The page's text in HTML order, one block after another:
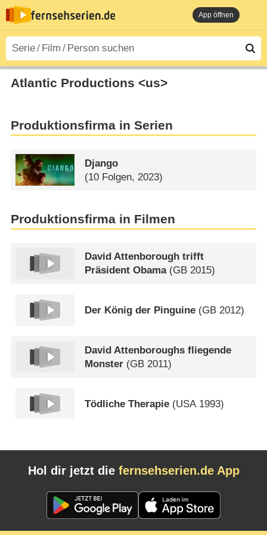
App öffnen
Atlantic Productions <us>
Produktionsfirma in Serien
Django
(10 Folgen, 2023)
Produktionsfirma in Filmen
David Attenborough trifft
Präsident Obama(GB 2015)
Der König der Pinguine (GB 2012)
David Attenboroughs fliegende
Monster (GB 2011)
Tödliche Therapie (USA 1993)
Hol dir jetzt die fernsehserien.de App